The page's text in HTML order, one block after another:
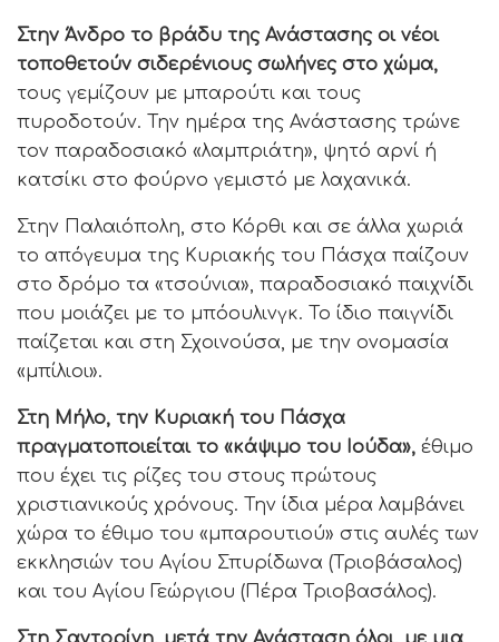
Στην Άνδρο το βράδυ της Ανάστασης οι νέοι
τοποθετούν σιδερένιους σωλήνες στο χώμα,
τους γεμίζουν με μπαρούτι και τους
πυροδοτούν. Την ημέρα της Ανάστασης τρώνε
τον παραδοσιακό «λαμπριάτη», ψητό αρνί ή
κατσίκι στο φούρνο γεμιστό με λαχανικά.
Στην Παλαιόπολη, στο Κόρθι και σε άλλα χωριά
το απόγευμα της Κυριακής του Πάσχα παίζουν
στο δρόμο τα «τσούνια», παραδοσιακό παιχνίδι
που μοιάζει με το μπόουλινγκ. Το ίδιο παιγνίδι
παίζεται και στη Σχοινούσα, με την ονομασία
«μπίλιοι».
Στη Μήλο, την Κυριακή του Πάσχα
πραγματοποιείται το «κάψιμο του Ιούδα», έθιμο
που έχει τις ρίζες του στους πρώτους
χριστιανικούς χρόνους. Την ίδια μέρα λαμβάνει
χώρα το έθιμο του «μπαρουτιού» στις αυλές των
εκκλησιών του Αγίου Σπυρίδωνα (Τριοβάσαλος)
και του Αγίου Γεώργιου (Πέρα Τριοβασάλος).